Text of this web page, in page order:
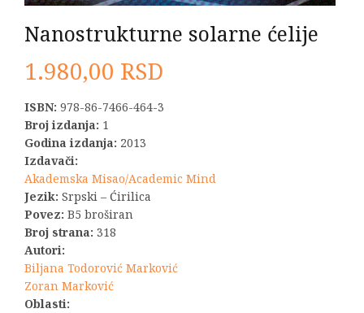
Nanostrukturne solarne ćelije
1.980,00 RSD
ISBN: 978-86-7466-464-3
Broj izdanja: 1
Godina izdanja: 2013
Izdavači:
Akademska Misao/Academic Mind
Jezik: Srpski – Ćirilica
Povez: B5 broširan
Broj strana: 318
Autori:
Biljana Todorović Marković
Zoran Marković
Oblasti: